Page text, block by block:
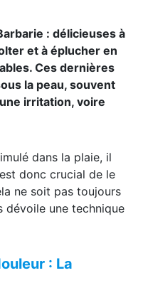
: délicieuses à
et à éplucher en
Ces dernières
la peau, souvent
irritation, voire
dans la plaie, il
donc crucial de le
ne soit pas toujours
dévoile une technique
: La